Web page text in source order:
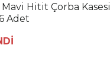
Hitit Çorba Kasesi
Adet